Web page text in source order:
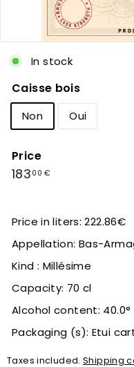
In stock
Caisse bois
Non Oui
Price
Regular
183 00 €183,00
Price in liters: 222.86€
Appellation: Bas-
Kind : Millésime
Capacity: 70 cl
Alcohol content: 40.0°
Packaging (s): Etui
Taxes included. Shipping